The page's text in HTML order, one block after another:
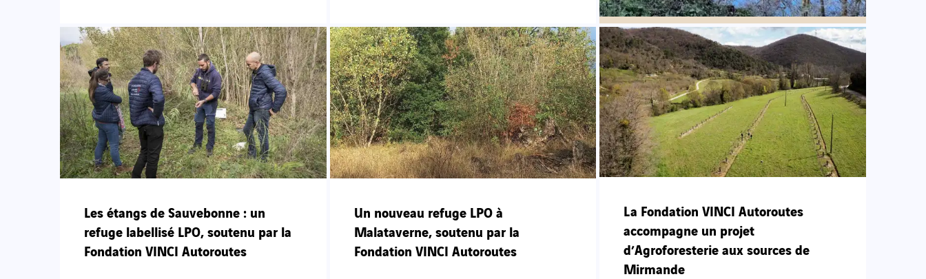
Les étangs de Sauvebonne : un
refuge labellisé LPO, soutenu par la
Fondation VINCI Autoroutes
Un nouveau refuge LPO à
Malataverne, soutenu par la
Fondation VINCI Autoroutes
La Fondation VINCI Autoroutes
accompagne un projet
d’Agroforesterie aux sources de
Mirmande